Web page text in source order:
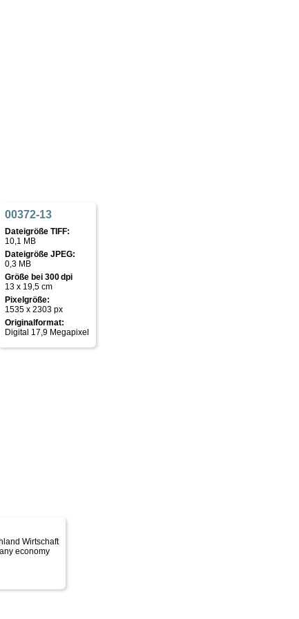
00372-13
Dateigröße TIFF:
10,1 MB
Dateigröße JPEG:
0,3 MB
Größe bei 300 dpi
13 x 19,5 cm
Pixelgröße:
1535 x 2303 px
Originalformat:
Digital 17,9 Megapixel
Wirtschaft
economy